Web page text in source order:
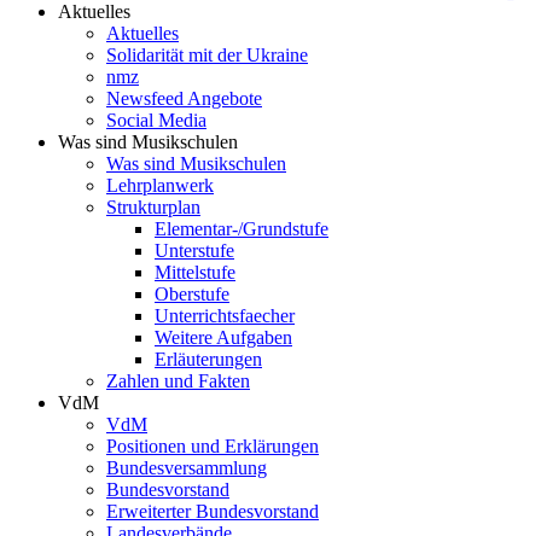
Aktuelles
Aktuelles
Solidarität mit der Ukraine
nmz
Newsfeed Angebote
Social Media
Was sind Musikschulen
Was sind Musikschulen
Lehrplanwerk
Strukturplan
Elementar-/Grundstufe
Unterstufe
Mittelstufe
Oberstufe
Unterrichtsfaecher
Weitere Aufgaben
Erläuterungen
Zahlen und Fakten
VdM
VdM
Positionen und Erklärungen
Bundesversammlung
Bundesvorstand
Erweiterter Bundesvorstand